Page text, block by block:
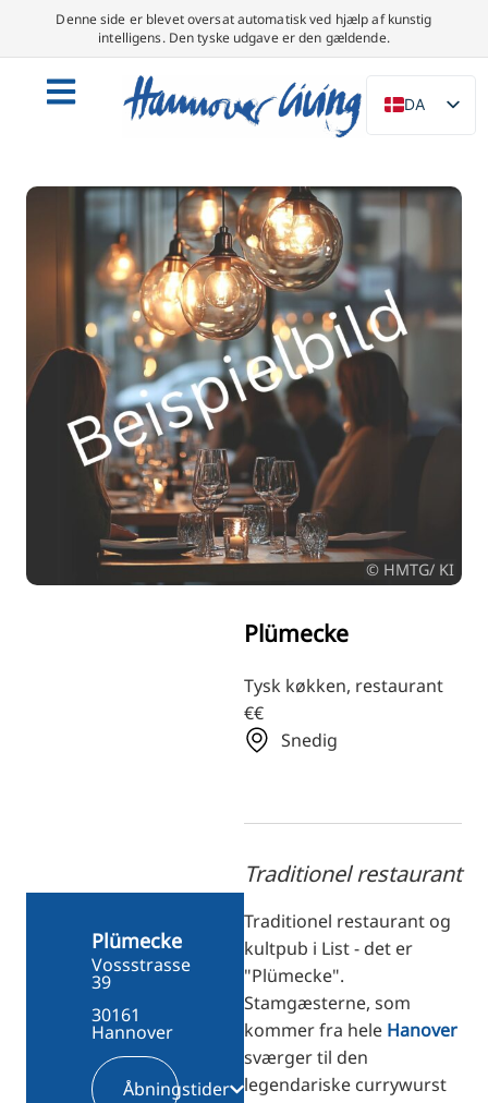
Denne side er blevet oversat automatisk ved hjælp af kunstig
intelligens. Den tyske udgave er den gældende.
DA
DE
NL
IT
FR
PT
FI
ZH
UK
© HMTG/ KI
Plümecke
Tysk køkken, restaurant
€€
Snedig
Traditionel restaurant
Traditionel restaurant og
kultpub i List - det er
"Plümecke".
Stamgæsterne, som
kommer fra hele Hanover
sværger til den
legendariske currywurst
Plümecke
Vossstrasse
39
30161
Hannover
Åbningstider